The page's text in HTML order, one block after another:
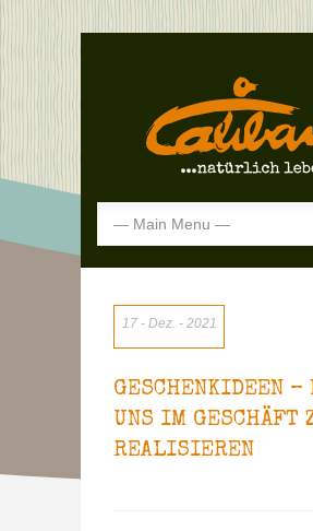
17 Dez. 2021
GESCHENKIDEEN –
UNS IM GESCHÄFT
REALISIEREN